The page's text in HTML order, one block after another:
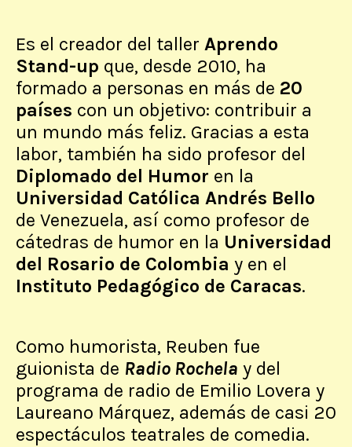
Es el creador del taller Aprendo
Stand-up que, desde 2010, ha
formado a personas en más de 20
países con un objetivo: contribuir a
un mundo más feliz. Gracias a esta
labor, también ha sido profesor del
Diplomado del Humor en la
Universidad Católica Andrés Bello
de Venezuela, así como profesor de
cátedras de humor en la Universidad
del Rosario de Colombia y en el
Instituto Pedagógico de Caracas.
Como humorista, Reuben fue
guionista de Radio Rochela y del
programa de radio de Emilio Lovera y
Laureano Márquez, además de casi 20
espectáculos teatrales de comedia.